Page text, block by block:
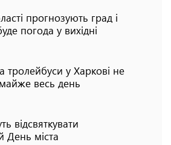
прогнозують град і
погода у вихідні
тролейбуси у Харкові не
весь день
відсвяткувати
День міста